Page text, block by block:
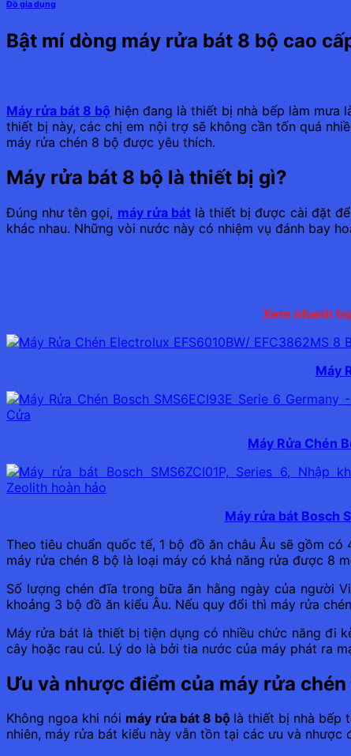
Đồ gia dụng
Bật mí dòng máy rửa bát 8 bộ cao
Máy rửa bát 8 bộ hiện đang là thiết bị nhà bếp làm mưa
thiết bị này, các chị em nội trợ sẽ không cần tốn quá
máy rửa chén 8 bộ được yêu thích.
Máy rửa bát 8 bộ là thiết bị gì?
Đúng như tên gọi, máy rửa bátlà thiết bị được cài đặt để
khác nhau. Những vòi nước này có nhiệm vụ đánh bay
Xem nhanh
Máy
Máy Rửa Chén
Máy rửa bát Bosch
Theo tiêu chuẩn quốc tế, 1 bộ đồ ăn châu Âu sẽ gồm
máy rửa chén 8 bộ là loại máy có khả năng rửa được 8
Số lượng chén đĩa trong bữa ăn hằng ngày của người
khoảng 3 bộ đồ ăn kiểu Âu. Nếu quy đổi thì máy rửa
Máy rửa bát là thiết bị tiện dụng có nhiều chức năng đi
cây hoặc rau củ. Lý do là bởi tia nước của máy phát ra
Ưu và nhược điểm của máy rửa chén
Không ngoa khi nói máy rửa bát 8 bộ là thiết bị nhà bếp
nhiên, máy rửa bát kiểu này vẫn tồn tại các ưu và nhược